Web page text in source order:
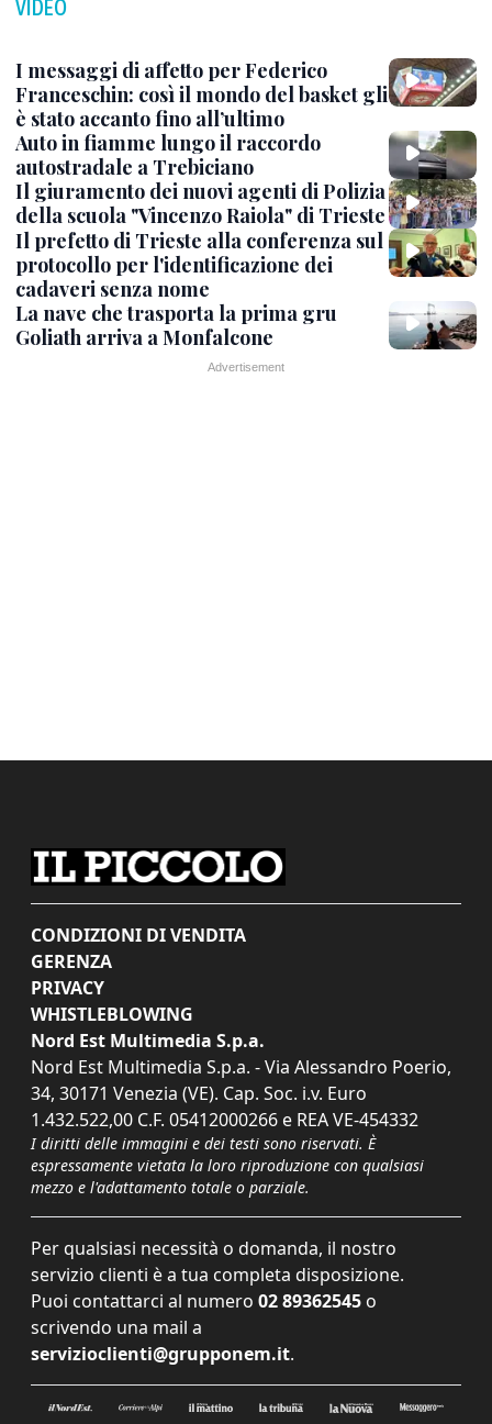
VIDEO
I messaggi di affetto per Federico
Franceschin: così il mondo del basket gli
è stato accanto fino all’ultimo
Auto in fiamme lungo il raccordo
autostradale a Trebiciano
Il giuramento dei nuovi agenti di Polizia
della scuola "Vincenzo Raiola" di Trieste
Il prefetto di Trieste alla conferenza sul
protocollo per l'identificazione dei
cadaveri senza nome
La nave che trasporta la prima gru
Goliath arriva a Monfalcone
CONDIZIONI DI VENDITA
GERENZA
PRIVACY
WHISTLEBLOWING
Nord Est Multimedia S.p.a.
Nord Est Multimedia S.p.a. - Via Alessandro Poerio,
34, 30171 Venezia (VE). Cap. Soc. i.v. Euro
1.432.522,00 C.F. 05412000266 e REA VE-454332
I diritti delle immagini e dei testi sono riservati. È
espressamente vietata la loro riproduzione con qualsiasi
mezzo e l'adattamento totale o parziale.
Per qualsiasi necessità o domanda, il nostro
servizio clienti è a tua completa disposizione.
Puoi contattarci al numero 02 89362545 o
scrivendo una mail a
servizioclienti@grupponem.it.